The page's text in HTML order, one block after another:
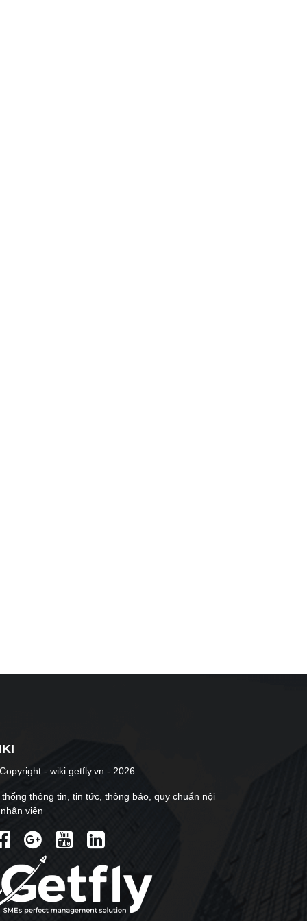
- wiki.getfly.vn - 2026
thống thông tin, tin tức, thông báo, quy chuẩn nội
viên